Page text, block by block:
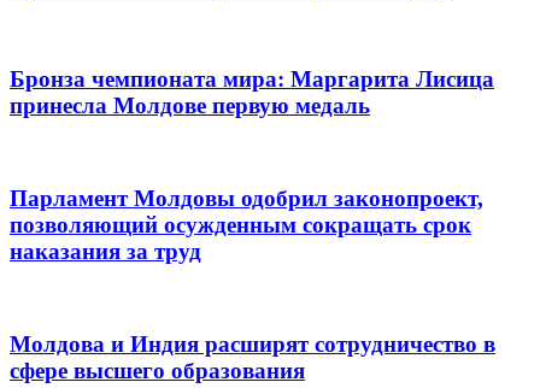
Бронза чемпионата мира: Маргарита Лисица
принесла Молдове первую медаль
Парламент Молдовы одобрил законопроект,
позволяющий осужденным сокращать срок
наказания за труд
Молдова и Индия расширят сотрудничество в
сфере высшего образования